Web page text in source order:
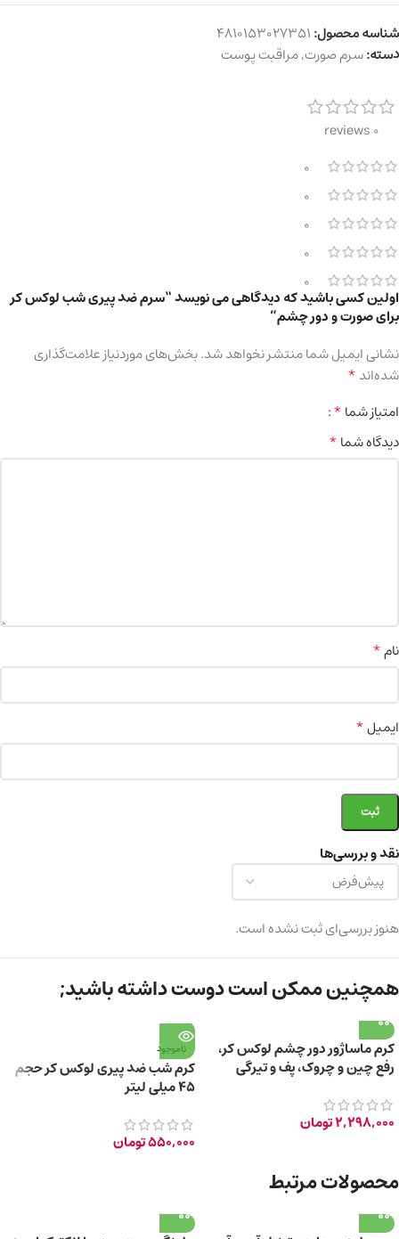
شناسه محصول:4810153027351
دسته:سرم صورت,مراقبت پوست
0 reviews
0
0
0
0
0
نقد و بررسی‌ها
هنوز بررسی‌ای ثبت نشده است.
اولین کسی باشید که دیدگاهی می نویسد “سرم ضد پیری شب لوکس کر
برای صورت و دور چشم”
نشانی ایمیل شما منتشر نخواهد شد.بخش‌های موردنیاز علامت‌گذاری
شده‌اند*
امتیاز شما*
دیدگاه شما*
نام*
ایمیل*
همچنین ممکن است دوست داشته باشید;
کرم ماساژور دور چشم لوکس کر،
رفع چین و چروک، پف و تیرگی
2,298,000تومان
ناموجود
کرم شب ضد پیری لوکس کر حجم
۴۵ میلی لیتر
550,000تومان
محصولات مرتبط